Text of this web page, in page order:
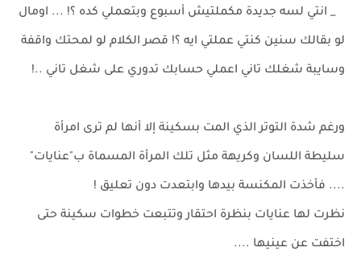
_ انتي لسه جديدة مكملتيش أسبوع وبتعملي كده ؟! ... اومال
لو بقالك سنين كنتي عملتي ايه ؟! قصر الكلام لو لمحتك واقفة
وسايبة شغلك تاني اعملي حسابك تدوري على شغل تاني ..!
ورغم شدة التوتر الذي المت بسكينة إلا أنها لم ترى امرأة
سليطة اللسان وكريهة مثل تلك المرأة المسماة ب"عنايات"
.... فأخذت المكنسة بيدها وابتعدت دون تعليق !
نظرت لها عنايات بنظرة احتقار وتتبعت خطوات سكينة حتى
اختفت عن عينيها ....